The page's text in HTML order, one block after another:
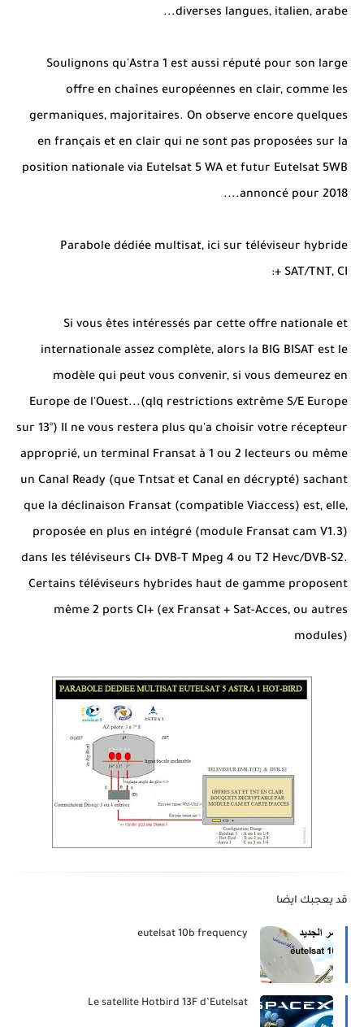
diverses langues, italien, arabe...
Soulignons qu'Astra 1 est aussi réputé pour son large
offre en chaînes européennes en clair, comme les
germaniques, majoritaires. On observe encore quelques
en français et en clair qui ne sont pas proposées sur la
position nationale via Eutelsat 5 WA et futur Eutelsat 5WB
annoncé pour 2018....
Parabole dédiée multisat, ici sur téléviseur hybride
SAT/TNT, CI +:
Si vous êtes intéressés par cette offre nationale et
internationale assez complète, alors la BIG BISAT est le
modèle qui peut vous convenir, si vous demeurez en
Europe de l'Ouest...(qlq restrictions extrême S/E Europe
sur 13°) Il ne vous restera plus qu'a choisir votre récepteur
approprié, un terminal Fransat à 1 ou 2 lecteurs ou même
un Canal Ready (que Tntsat et Canal en décrypté) sachant
que la déclinaison Fransat (compatible Viaccess) est, elle,
proposée en plus en intégré (module Fransat cam V1.3)
dans les téléviseurs CI+ DVB-T Mpeg 4 ou T2 Hevc/DVB-S2.
Certains téléviseurs hybrides haut de gamme proposent
même 2 ports CI+ (ex Fransat + Sat-Acces, ou autres
modules)
قد يعجبك ايضا
eutelsat 10b frequency
Le satellite Hotbird 13F d’Eutelsat